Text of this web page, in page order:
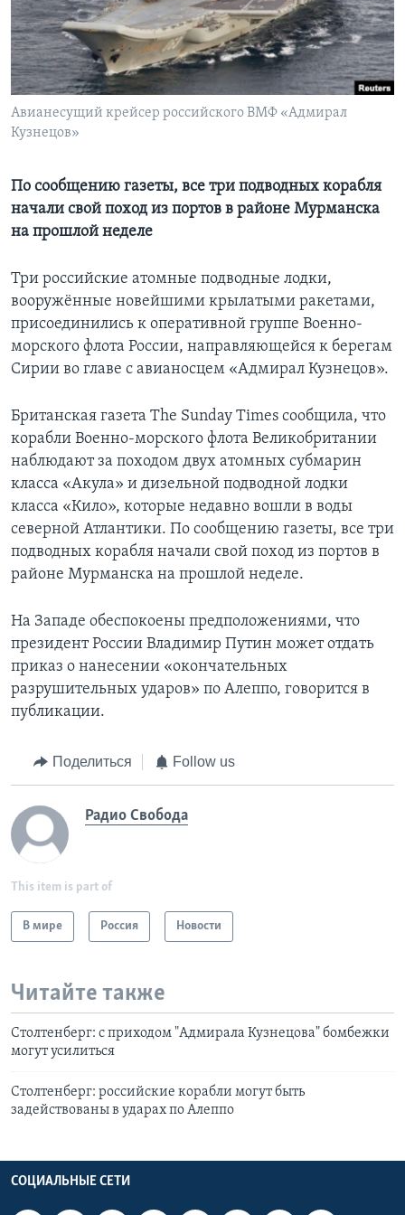
Learning English
СОЦИАЛЬНЫЕ СЕТИ
Авианесущий крейсер российского ВМФ «Адмирал
Кузнецов»
По сообщению газеты, все три подводных корабля
начали свой поход из портов в районе Мурманска
на прошлой неделе
Три российские атомные подводные лодки,
вооружённые новейшими крылатыми ракетами,
присоединились к оперативной группе Военно-
морского флота России, направляющейся к берегам
Сирии во главе с авианосцем «Адмирал Кузнецов».
Британская газета The Sunday Times сообщила, что
корабли Военно-морского флота Великобритании
наблюдают за походом двух атомных субмарин
класса «Акула» и дизельной подводной лодки
класса «Кило», которые недавно вошли в воды
северной Атлантики. По сообщению газеты, все три
подводных корабля начали свой поход из портов в
районе Мурманска на прошлой неделе.
На Западе обеспокоены предположениями, что
президент России Владимир Путин может отдать
приказ о нанесении «окончательных
разрушительных ударов» по Алеппо, говорится в
публикации.
Поделиться Follow us
Радио Свобода
This item is part of
В мире Россия Новости
Читайте также
Столтенберг: с приходом "Адмирала Кузнецова" бомбежки
могут усилиться
Столтенберг: российские корабли могут быть
задействованы в ударах по Алеппо
СОЦИАЛЬНЫЕ СЕТИ